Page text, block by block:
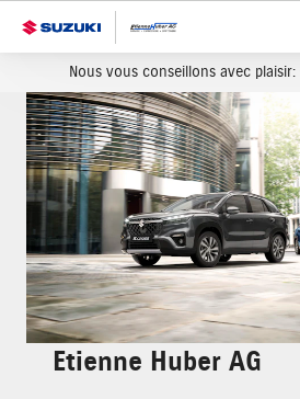
Nous vous conseillons avec plaisir:
Etienne Huber AG